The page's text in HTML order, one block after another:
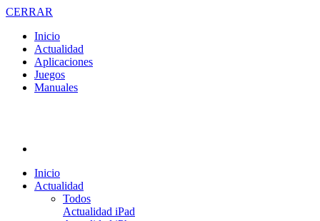
CERRAR
Inicio
Actualidad
Aplicaciones
Juegos
Manuales
Inicio
Actualidad
Todos
Actualidad iPad